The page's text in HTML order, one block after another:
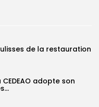
de la restauration
adopte son